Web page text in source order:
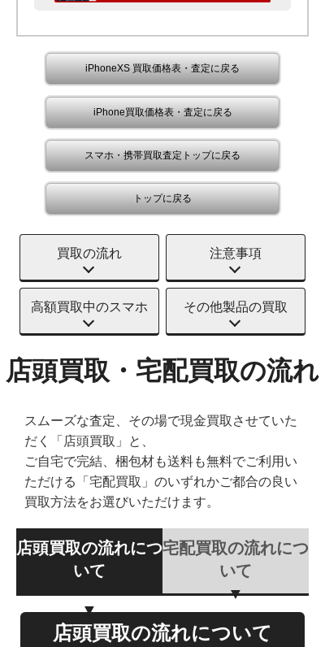
iPhoneXS 買取価格表・査定に戻る
iPhone買取価格表・査定に戻る
スマホ・携帯買取査定トップに戻る
トップに戻る
買取の流れ 注意事項
高額買取中のスマホ その他製品の買取
店頭買取・宅配買取の流れ
スムーズな査定、その場で現金買取させていた
だく「店頭買取」と、
ご自宅で完結、梱包材も送料も無料でご利用い
ただける「宅配買取」のいずれかご都合の良い
買取方法をお選びいただけます。
店頭買取の流れにつ
いて
宅配買取の流れにつ
いて
店頭買取の流れについて